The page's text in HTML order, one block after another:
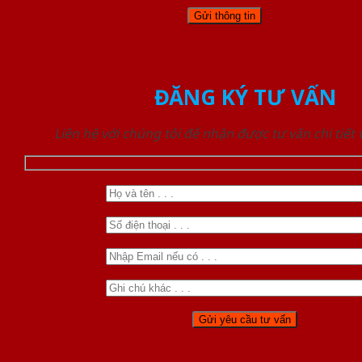
ĐĂNG KÝ TƯ VẤN
Liên hệ với chúng tôi để nhận được tư vấn chi tiết